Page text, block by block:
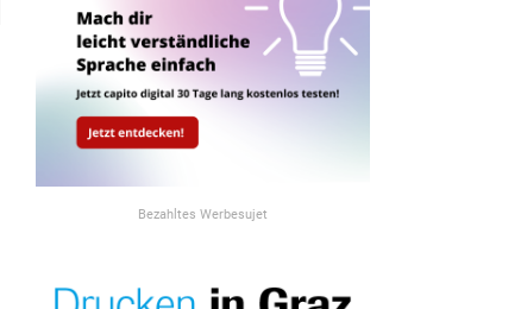
Bezahltes Werbesujet